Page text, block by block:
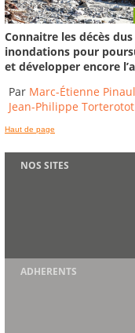
Connaitre les décès
inondations pour
et développer encore
Par Marc-Étienne
Jean-Philippe Torterotot
Haut de page
NOS SITES
ADHERENTS